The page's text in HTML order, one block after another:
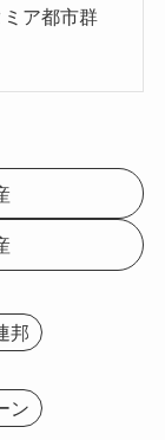
ア都市群
邦
ン